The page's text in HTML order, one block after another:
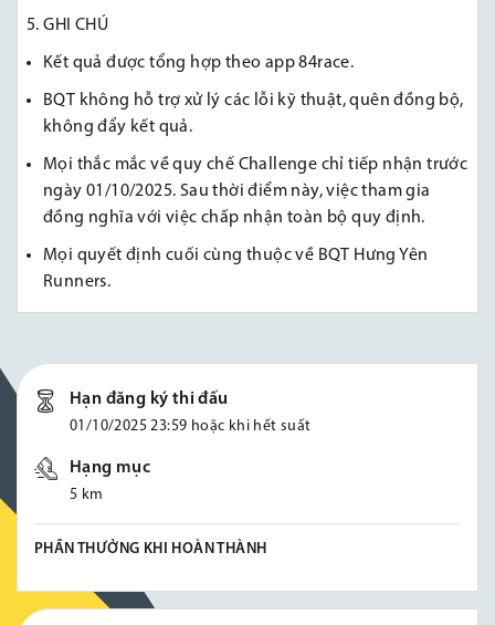
5. GHI CHÚ
Kết quả được tổng hợp theo app 84race.
BQT không hỗ trợ xử lý các lỗi kỹ thuật, quên đồng bộ,
không đẩy kết quả.
Mọi thắc mắc về quy chế Challenge chỉ tiếp nhận trước
ngày 01/10/2025. Sau thời điểm này, việc tham gia
đồng nghĩa với việc chấp nhận toàn bộ quy định.
Mọi quyết định cuối cùng thuộc về BQT Hưng Yên
Runners.
Hạn đăng ký thi đấu
01/10/2025 23:59 hoặc khi hết suất
Hạng mục
5 km
PHẦN THƯỞNG KHI HOÀN THÀNH